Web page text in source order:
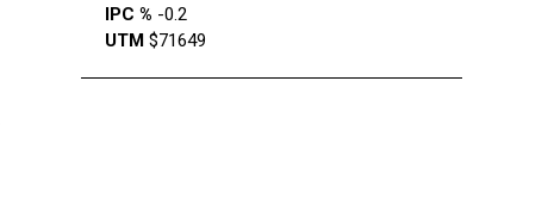
IPC % -0.2
UTM $71649